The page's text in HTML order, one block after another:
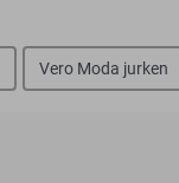
Vero Moda jurken